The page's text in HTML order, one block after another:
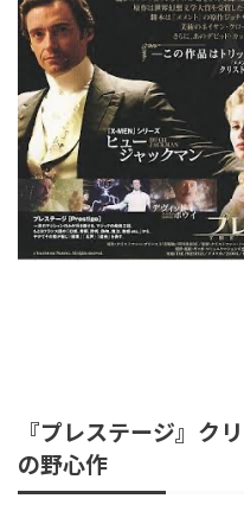
『プレステージ』ク
の野心作